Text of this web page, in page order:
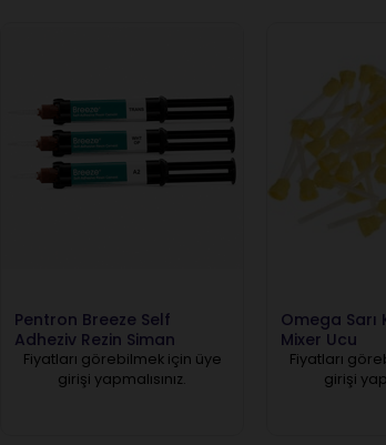
Pentron Breeze Self
Adheziv Rezin Siman
Fiyatları görebilmek için üye
girişi yapmalısınız.
Omega Sarı
Mixer Ucu
Fiyatları
girişi